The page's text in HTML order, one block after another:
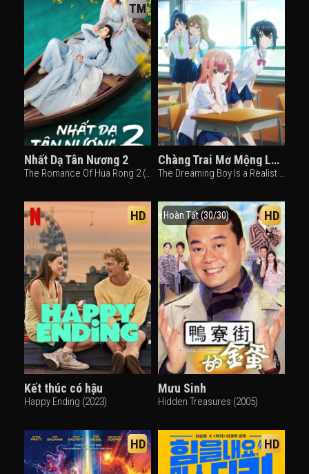
TM
Nhất Dạ Tân Nương 2
The Romance Of Hua Rong 2 (2022)
Chàng Trai Mơ Mộng Là Người Theo Chủ Nghĩa Hiện Thực
The Dreaming Boy Is a Realist (2023)
HD
Kết thúc có hậu
Happy Ending (2023)
Hoàn Tất (30/30) HD
Mưu Sinh
Hidden Treasures (2005)
HD HD